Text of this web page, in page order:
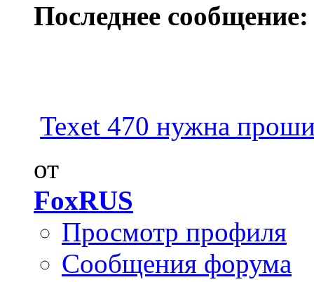
Последнее сообщение:
Texet 470 нужна
от
FoxRUS
Просмотр профиля
Сообщения форума